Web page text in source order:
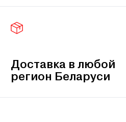
Доставка в любой
регион Беларуси